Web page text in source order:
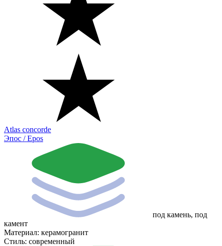
Atlas concorde
Эпос / Epos
под камень, под
камент
Материал: керамогранит
Стиль: современный